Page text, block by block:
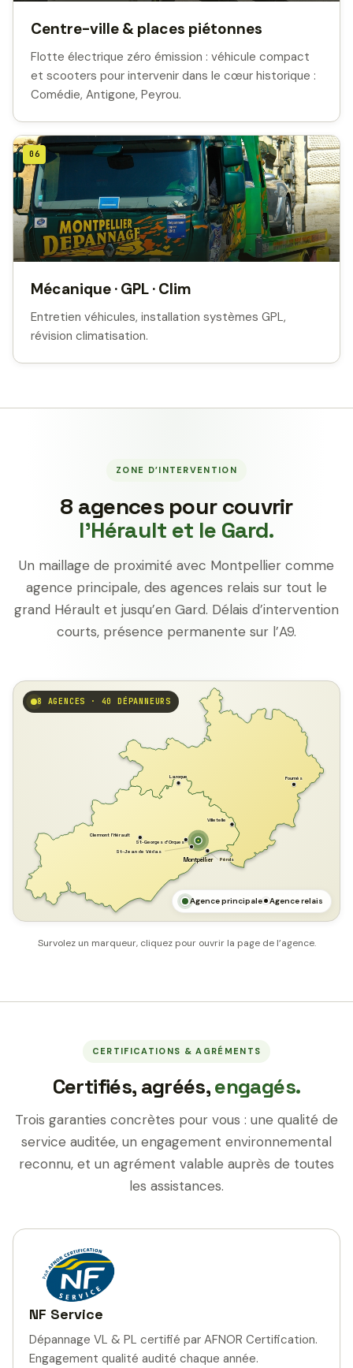
Centre-ville & places piétonnes
Flotte électrique zéro émission : véhicule compact
et scooters pour intervenir dans le cœur historique :
Comédie, Antigone, Peyrou.
06
Mécanique · GPL · Clim
Entretien véhicules, installation systèmes GPL,
révision climatisation.
ZONE D’INTERVENTION
8 agences pour couvrir
l’Hérault et le Gard.
Un maillage de proximité avec Montpellier comme
agence principale, des agences relais sur tout le
grand Hérault et jusqu’en Gard. Délais d’intervention
courts, présence permanente sur l’A9.
Montpellier Pérols
Laroque Fournès
Villetelle
St-Georges d'Orques
Clermont l'Hérault
St-Jean de Védas
8 AGENCES · 40 DÉPANNEURS
Agence principale Agence relais
Survolez un marqueur, cliquez pour ouvrir la page de l’agence.
CERTIFICATIONS & AGRÉMENTS
Certifiés, agréés,engagés.
Trois garanties concrètes pour vous : une qualité de
service auditée, un engagement environnemental
reconnu, et un agrément valable auprès de toutes
les assistances.
NF Service
Dépannage VL & PL certifié par AFNOR Certification.
Engagement qualité audité chaque année.